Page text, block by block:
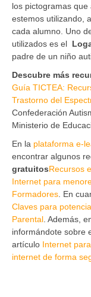
los pictogramas
estemos utilizando,
cada alumno. Uno
utilizados es el
padre de un niño
Descubre más
Guía TICTEA:
Trastorno del
Confederación
Ministerio de
En la plataforma e-
encontrar algunos
gratuitosRecursos
Internet para
Formadores . En
Claves para
Parental . Además,
informándote sobre
artículo Internet
internet de forma